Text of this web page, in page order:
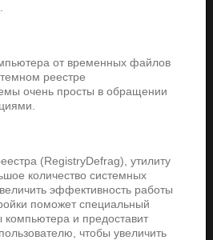
от временных файлов
реестре
очень просты в обращении
(RegistryDefrag), утилиту
количество системных
эффективность работы
поможет специальный
компьютера и предоставит
чтобы увеличить